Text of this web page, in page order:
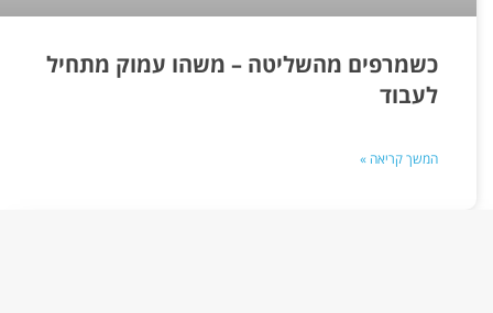
כשמרפים מהשליטה – משהו עמוק מתחיל
לעבוד
המשך קריאה »